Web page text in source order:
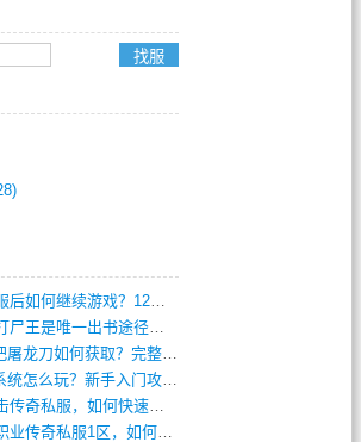
续游戏？12月6日停服影响攻略吗？
王是唯一出书途径吗？
刀如何获取？完整攻略揭秘
么玩？新手入门攻略全解析
服，如何快速提升角色战力？
1区，如何快速升级与获取顶级装备？